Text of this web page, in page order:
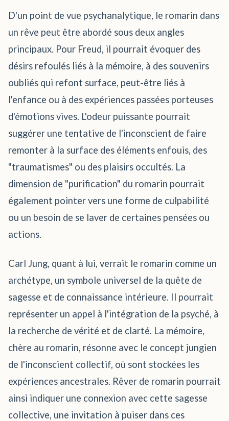
D'un point de vue psychanalytique, le romarin dans
un rêve peut être abordé sous deux angles
principaux. Pour Freud, il pourrait évoquer des
désirs refoulés liés à la mémoire, à des souvenirs
oubliés qui refont surface, peut-être liés à
l'enfance ou à des expériences passées porteuses
d'émotions vives. L'odeur puissante pourrait
suggérer une tentative de l'inconscient de faire
remonter à la surface des éléments enfouis, des
"traumatismes" ou des plaisirs occultés. La
dimension de "purification" du romarin pourrait
également pointer vers une forme de culpabilité
ou un besoin de se laver de certaines pensées ou
actions.
Carl Jung, quant à lui, verrait le romarin comme un
archétype, un symbole universel de la quête de
sagesse et de connaissance intérieure. Il pourrait
représenter un appel à l'intégration de la psyché, à
la recherche de vérité et de clarté. La mémoire,
chère au romarin, résonne avec le concept jungien
de l'inconscient collectif, où sont stockées les
expériences ancestrales. Rêver de romarin pourrait
ainsi indiquer une connexion avec cette sagesse
collective, une invitation à puiser dans ces